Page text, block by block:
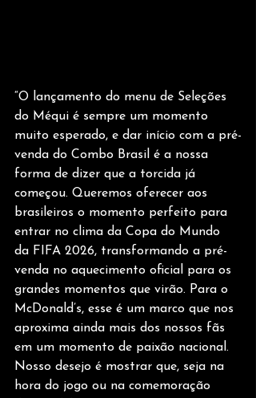
“O lançamento do menu de Seleções
do Méqui é sempre um momento
muito esperado, e dar início com a pré-
venda do Combo Brasil é a nossa
forma de dizer que a torcida já
começou. Queremos oferecer aos
brasileiros o momento perfeito para
entrar no clima da Copa do Mundo
da FIFA 2026, transformando a pré-
venda no aquecimento oficial para os
grandes momentos que virão. Para o
McDonald’s, esse é um marco que nos
aproxima ainda mais dos nossos fãs
em um momento de paixão nacional.
Nosso desejo é mostrar que, seja na
hora do jogo ou na comemoração